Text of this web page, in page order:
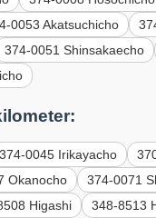
0053 Akatsuchicho
374-0051 Shinsakaecho
374-0045 Irikayacho
Okanocho 374-0071
Higashi 348-8513